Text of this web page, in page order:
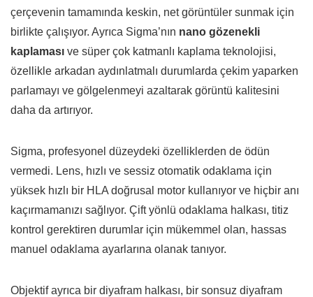
çerçevenin tamamında keskin, net görüntüler sunmak için
birlikte çalışıyor. Ayrıca Sigma’nın nano gözenekli
kaplaması ve süper çok katmanlı kaplama teknolojisi,
özellikle arkadan aydınlatmalı durumlarda çekim yaparken
parlamayı ve gölgelenmeyi azaltarak görüntü kalitesini
daha da artırıyor.
Sigma, profesyonel düzeydeki özelliklerden de ödün
vermedi. Lens, hızlı ve sessiz otomatik odaklama için
yüksek hızlı bir HLA doğrusal motor kullanıyor ve hiçbir anı
kaçırmamanızı sağlıyor. Çift yönlü odaklama halkası, titiz
kontrol gerektiren durumlar için mükemmel olan, hassas
manuel odaklama ayarlarına olanak tanıyor.
Objektif ayrıca bir diyafram halkası, bir sonsuz diyafram